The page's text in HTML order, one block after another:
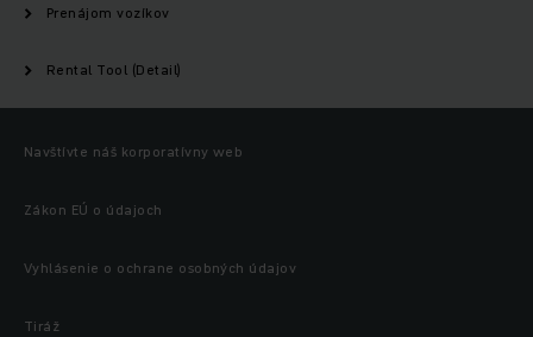
Prenájom vozíkov
Rental Tool (Detail)
Navštívte náš korporatívny web
Zákon EÚ o údajoch
Vyhlásenie o ochrane osobných údajov
Tiráž